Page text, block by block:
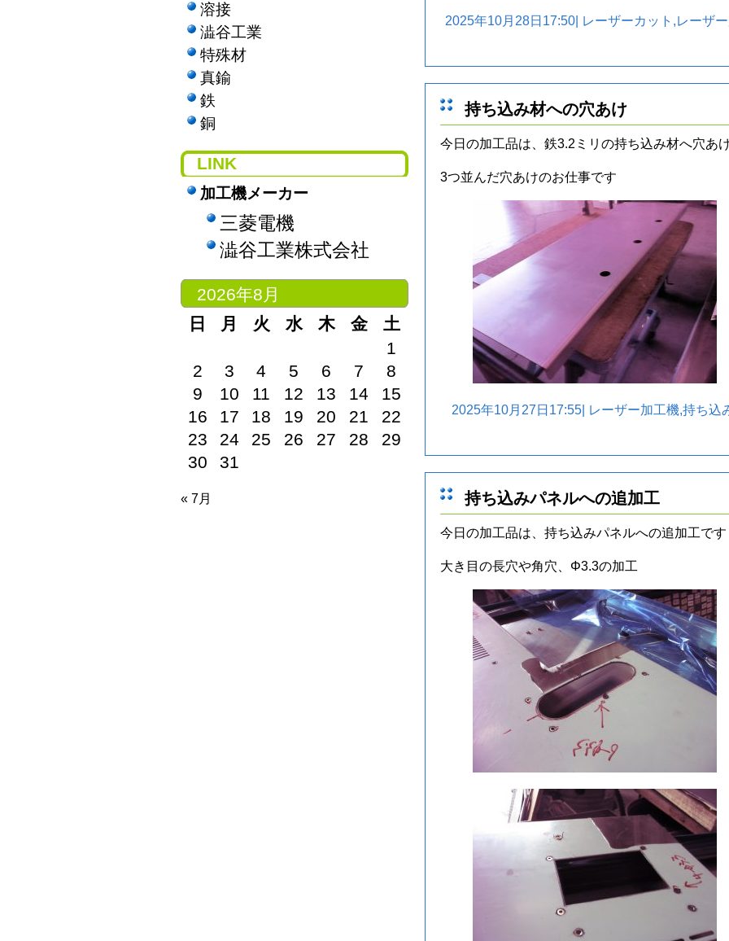
2025年10月28日17:50| レーザーカット ,レーザ
持ち込み材への穴あけ
今日の加工品は、鉄3.2ミリの持ち込み材へ穴あ
3つ並んだ穴あけのお仕事です
2025年10月27日17:55| レーザー加工機,持ち込
持ち込みパネルへの追加工
今日の加工品は、持ち込みパネルへの追加工です
大き目の長穴や角穴、Φ3.3の加工
溶接
澁谷工業
特殊材
真鍮
鉄
銅
LINK
加工機メーカー
三菱電機
澁谷工業株式会社
2026年8月
日
月 火 水 木 金
土
1
2
3 4 5 6 7
8
9
10 11 12 13 14
15
16
17 18 19 20 21
22
23
24 25 26 27 28
29
30
31
« 7月